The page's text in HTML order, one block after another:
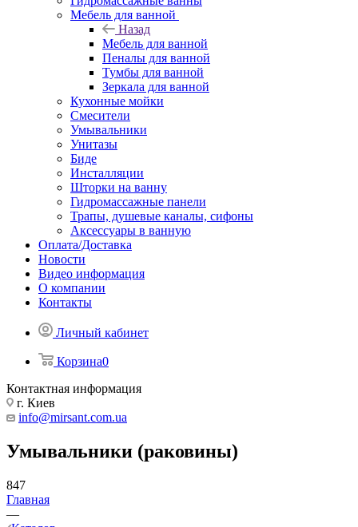
Мебель для ванной
Назад
Мебель для ванной
Пеналы для ванной
Тумбы для ванной
Зеркала для ванной
Кухонные мойки
Смесители
Умывальники
Унитазы
Биде
Инсталляции
Шторки на ванну
Гидромассажные панели
Трапы, душевые каналы, сифоны
Аксессуары в ванную
Оплата/Доставка
Новости
Видео информация
О компании
Контакты
Личный кабинет
Корзина0
Контактная информация
г. Киев
info@mirsant.com.ua
Умывальники (раковины)
847
Главная
—